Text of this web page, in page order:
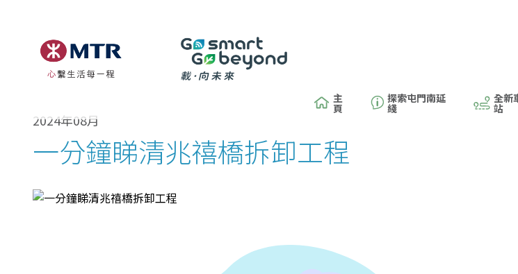
主
頁
探索屯門南延
綫
全新
站
2024年08月
一分鐘睇清兆禧橋拆卸工程